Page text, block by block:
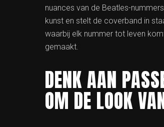
nuances van de Beatles-
kunst en stelt de coverband in
waarbij elk nummer tot leven
gemaakt.
DENK AAN
OM DE LOOK